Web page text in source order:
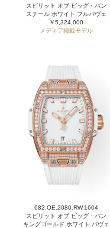
スピリット オブ ビッグ・バン
スチール ホワイト フルパヴェ
￥5,324,000
メディア掲載モデル
682.OE.2080.RW.1604
スピリット オブ ビッグ・バン
キングゴールド ホワイト パヴェ